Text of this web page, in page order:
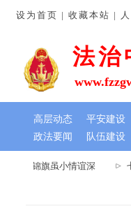
民心 锦旗虽小情谊深 七
法治
政法要闻 队伍建设
设为首页 | 收藏本站 |
高层动态 平安建设